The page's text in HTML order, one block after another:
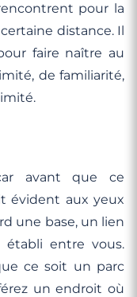
pour la
distance. Il
faire naître au
de familiarité,
avant que ce
évident aux yeux
une base, un lien
établi entre vous.
ce soit un parc
un endroit où